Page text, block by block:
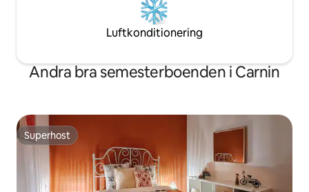
Luftkonditionering
Andra bra semesterboenden i Carnin
Superhost
Superhost